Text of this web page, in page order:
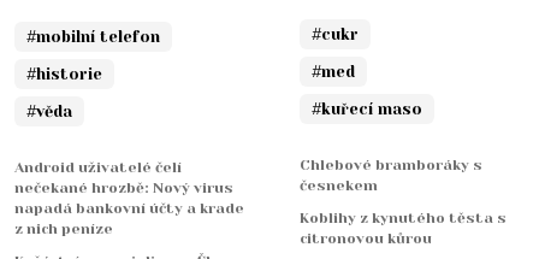
#mobilní telefon
#historie
#věda
Android uživatelé čelí
nečekané hrozbě: Nový virus
napadá bankovní účty a krade
z nich peníze
#cukr
#med
#kuřecí maso
Chlebové bramboráky s
česnekem
Koblihy z kynutého těsta s
citronovou kůrou